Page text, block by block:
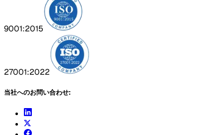
9001:2015
27001:2022
当社へのお問い合わせ: